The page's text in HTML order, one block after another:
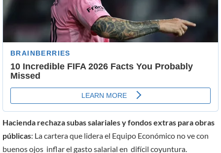
Hacienda rechaza subas salariales y fondos extras para obras
públicas: La cartera que lidera el Equipo Económico no ve con
buenos ojos inflar el gasto salarial en difícil coyuntura.